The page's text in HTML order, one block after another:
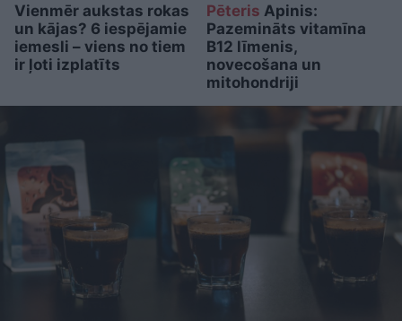
Vienmēr aukstas rokas
un kājas? 6 iespējamie
iemesli – viens no tiem
ir ļoti izplatīts
Pēteris Apinis:
Pazemināts vitamīna
B12 līmenis,
novecošana un
mitohondriji